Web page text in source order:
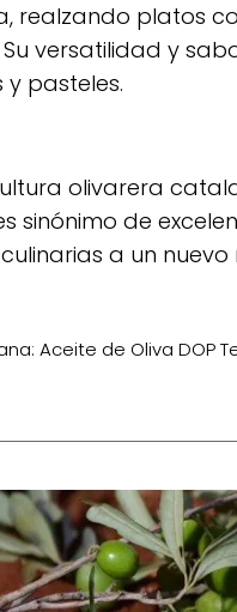
realzando platos
versatilidad y
pasteles.
olivarera
de
a un nuevo
Aceite de Oliva DOP